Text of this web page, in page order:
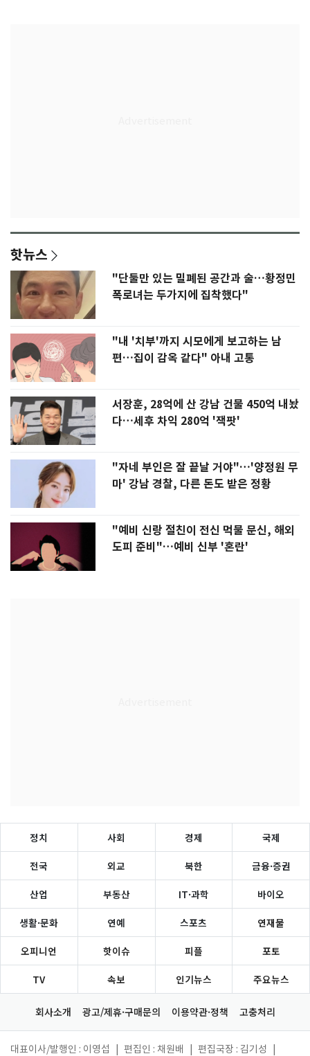
핫뉴스
"단둘만 있는 밀폐된 공간과 술…황정민
폭로녀는 두가지에 집착했다"
"내 '치부'까지 시모에게 보고하는 남
편…집이 감옥 같다" 아내 고통
서장훈, 28억에 산 강남 건물 450억 내놨
다…세후 차익 280억 '잭팟'
"자네 부인은 잘 끝날 거야"…'양정원 무
마' 강남 경찰, 다른 돈도 받은 정황
"예비 신랑 절친이 전신 먹물 문신, 해외
도피 준비"…예비 신부 '혼란'
정치 사회 경제 국제
전국 외교 북한 금융·증권
산업 부동산 IT·과학 바이오
생활·문화 연예 스포츠 연재물
오피니언 핫이슈 피플 포토
TV 속보 인기뉴스 주요뉴스
회사소개 광고/제휴·구매문의 이용약관·정책 고충처리
대표이사/발행인 : 이영섭 편집인 : 채원배 편집국장 : 김기성